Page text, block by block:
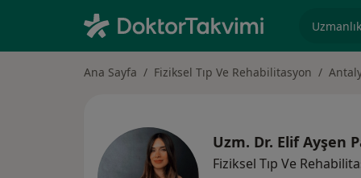
Ana Sayfa Fiziksel Tıp Ve Rehabilitasyon
Uzm. Dr. Elif Ayşen
Fiziksel Tıp Ve